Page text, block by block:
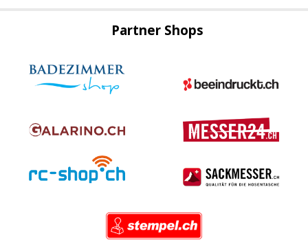
Partner Shops